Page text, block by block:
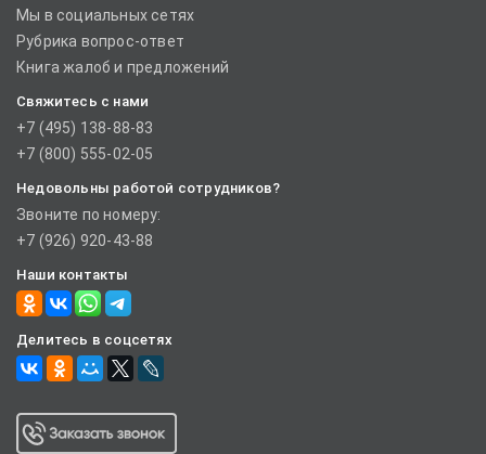
Мы в социальных сетях
Рубрика вопрос-ответ
Книга жалоб и предложений
Свяжитесь с нами
+7 (495) 138-88-83
+7 (800) 555-02-05
Недовольны работой сотрудников?
Звоните по номеру:
+7 (926) 920-43-88
Наши контакты
Делитесь в соцсетях